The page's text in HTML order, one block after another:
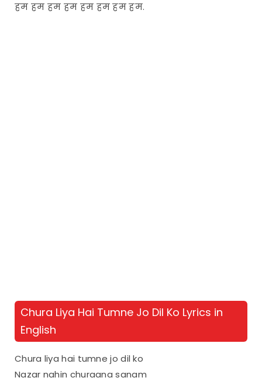
हम हम हम हम हम हम हम हम.
Chura Liya Hai Tumne Jo Dil Ko Lyrics in
English
Chura liya hai tumne jo dil ko
Nazar nahin churaana sanam